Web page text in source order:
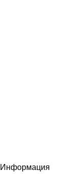
Информация